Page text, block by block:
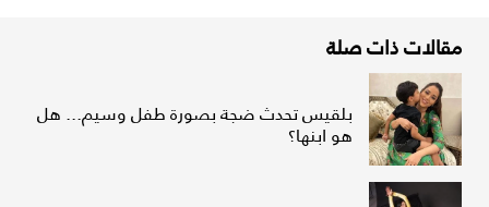
مقالات ذات صلة
بلقيس تحدث ضجة بصورة طفل وسيم... هل
هو ابنها؟